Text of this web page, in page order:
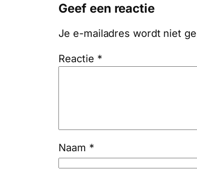
Geef een reactie
Je e-mailadres wordt niet
Reactie *
Naam *